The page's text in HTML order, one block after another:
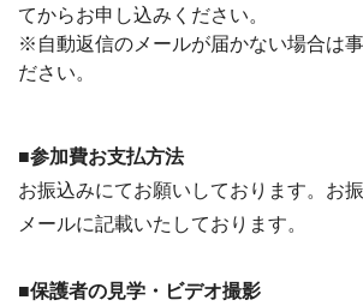
てからお申し込みください。
※自動返信のメールが届かない場合は
ださい。
■参加費お支払方法
お振込みにてお願いしております。お
メールに記載いたしております。
■保護者の見学・ビデオ撮影